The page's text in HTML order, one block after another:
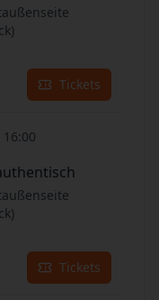
Tickets
16:00
Tickets